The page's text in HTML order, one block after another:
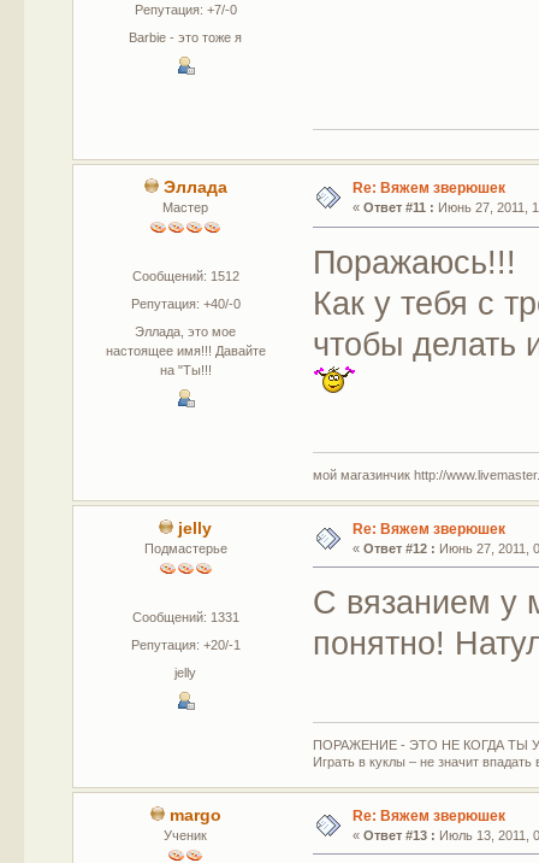
Репутация: +7/-0
Barbie - это тоже я
Эллада
Мастер
Сообщений: 1512
Репутация: +40/-0
Эллада, это мое
настоящее имя!!! Давайте
на "Ты!!!
Re: Вяжем зверюшек
« Ответ #11 : Июнь 27, 2011,
Поражаюсь!!!
Как у тебя с
чтобы делать
мой магазинчик http://
jelly
Подмастерье
Сообщений: 1331
Репутация: +20/-1
jelly
Re: Вяжем зверюшек
« Ответ #12 : Июнь 27, 2011,
С вязанием у
понятно!
ПОРАЖЕНИЕ - ЭТО НЕ КОГДА ТЫ
Играть в куклы – не значит
margo
Ученик
Re: Вяжем зверюшек
« Ответ #13 : Июль 13, 2011,